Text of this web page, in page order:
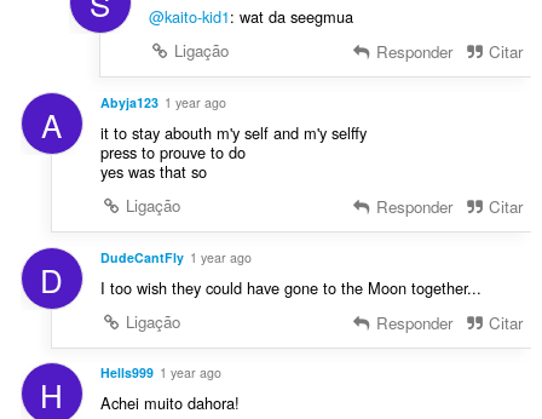
@kaito-kid1: wat da seegmua
Ligação
Responder Citar
A Abyja123 1 year ago
it to stay abouth m'y self and m'y selffy
press to prouve to do
yes was that so
Ligação
Responder Citar
D DudeCantFly 1 year ago
I too wish they could have gone to the Moon together...
Ligação
Responder Citar
H Hells999 1 year ago
Achei muito dahora!